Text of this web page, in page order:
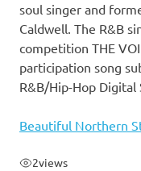
soul singer and
Caldwell. The R&B
competition THE
participation song
R&B/Hip-Hop Digital
Beautiful Northern
2views